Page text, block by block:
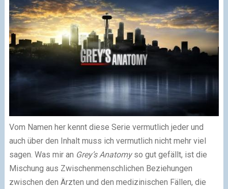
Vom Namen her kennt diese Serie vermutlich jeder und
auch über den Inhalt muss ich vermutlich nicht mehr viel
sagen. Was mir an Grey’s Anatomyso gut gefällt, ist die
Mischung aus Zwischenmenschlichen Beziehungen
zwischen den Ärzten und den medizinischen Fällen, die